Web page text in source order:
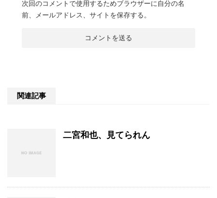
次回のコメントで使用するためブラウザーに自分の名
前、メールアドレス、サイトを保存する。
関連記事
二宮和也、見てられん